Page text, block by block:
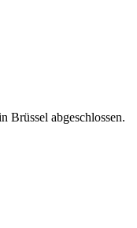
abgeschlossen.